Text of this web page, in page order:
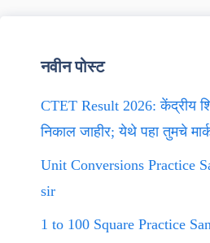
नवीन पोस्ट
CTET Result 2026: केंद्रीय
निकाल जाहीर; येथे पहा तुमचे
Unit Conversions Practice
sir
1 to 100 Square Practice